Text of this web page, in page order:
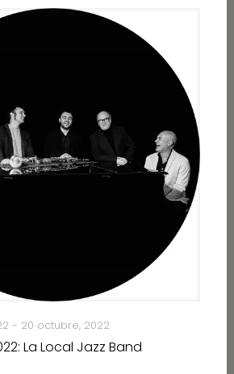
- 20 octubre, 2022
La Local Jazz Band